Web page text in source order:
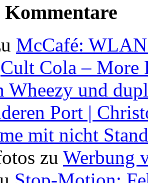
McCafé:
Cult Cola – More
Wheezy und
Port |
mit nicht
zu Werbung